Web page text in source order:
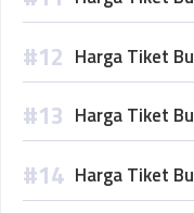
Harga Tiket
Harga Tiket
Harga Tiket